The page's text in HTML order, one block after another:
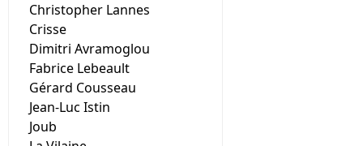
Christopher Lannes
Crisse
Dimitri Avramoglou
Fabrice Lebeault
Gérard Cousseau
Jean-Luc Istin
Joub